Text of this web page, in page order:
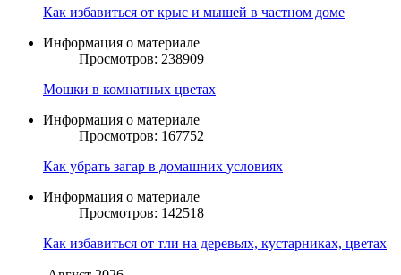
Как избавиться от крыс и мышей в частном доме
Информация о материале
Просмотров: 238909
Мошки в комнатных цветах
Информация о материале
Просмотров: 167752
Как убрать загар в домашних условиях
Информация о материале
Просмотров: 142518
Как избавиться от тли на деревьях, кустарниках, цветах